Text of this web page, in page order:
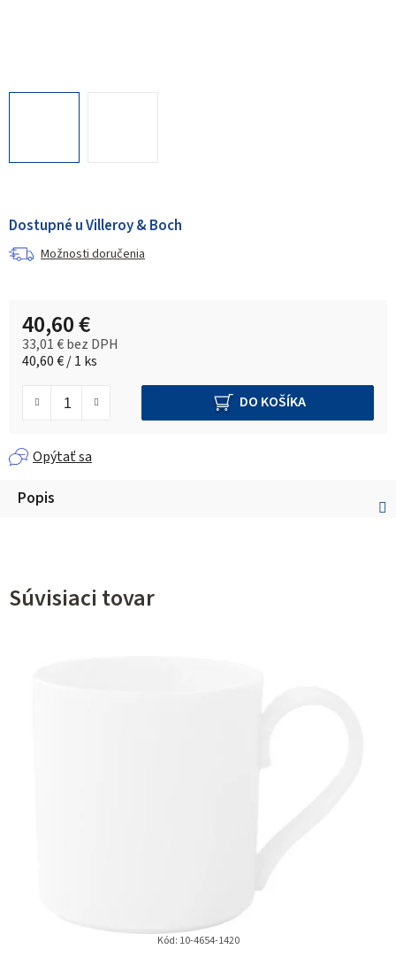
Dostupné u Villeroy & Boch
Možnosti doručenia
40,60 €
33,01 € bez DPH
Jednotková cena:
40,60 € / 1 ks
DO KOŠÍKA
Opýtať sa
Popis
Súvisiaci tovar
Kód: 10-4654-1420